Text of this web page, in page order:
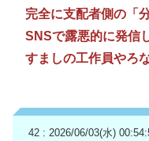
完全に支配者側の「
SNSで露悪的に発信
すましの工作員やろ
42 : 2026/06/03(水)